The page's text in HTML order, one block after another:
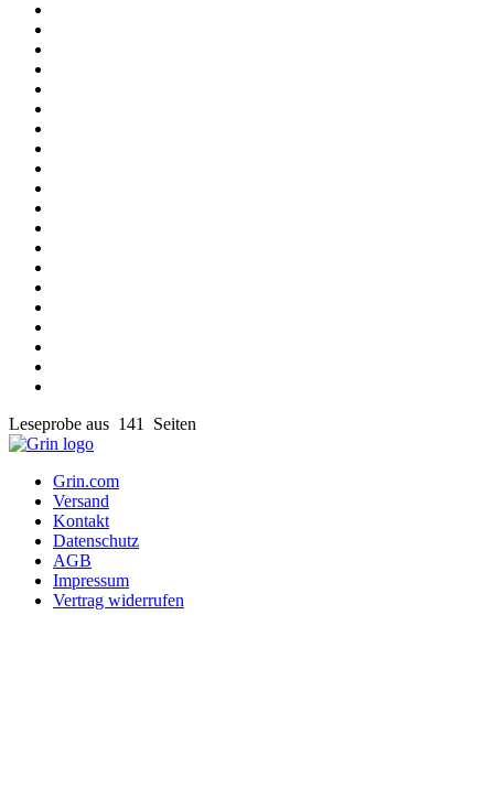
Leseprobe aus 141 Seiten
Grin.com
Versand
Kontakt
Datenschutz
AGB
Impressum
Vertrag widerrufen